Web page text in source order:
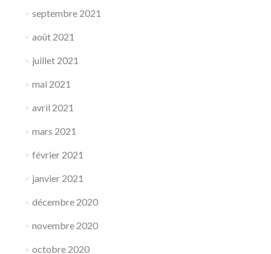
septembre 2021
août 2021
juillet 2021
mai 2021
avril 2021
mars 2021
février 2021
janvier 2021
décembre 2020
novembre 2020
octobre 2020